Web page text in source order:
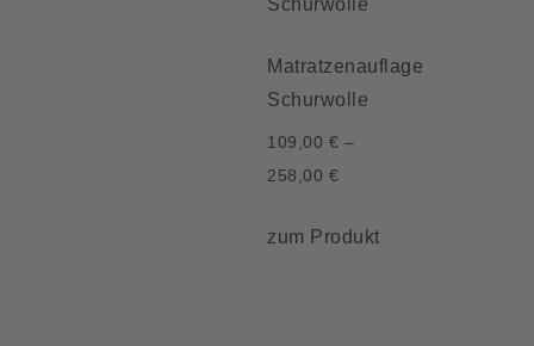
Matratzenauflage
Schurwolle
109,00 € –
258,00 €
zum Produkt